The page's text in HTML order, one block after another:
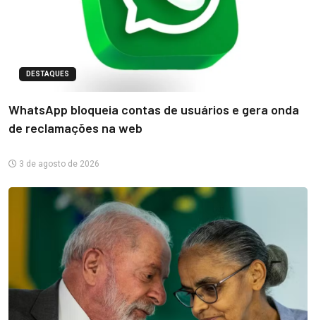
DESTAQUES
WhatsApp bloqueia contas de usuários e gera onda
de reclamações na web
3 de agosto de 2026